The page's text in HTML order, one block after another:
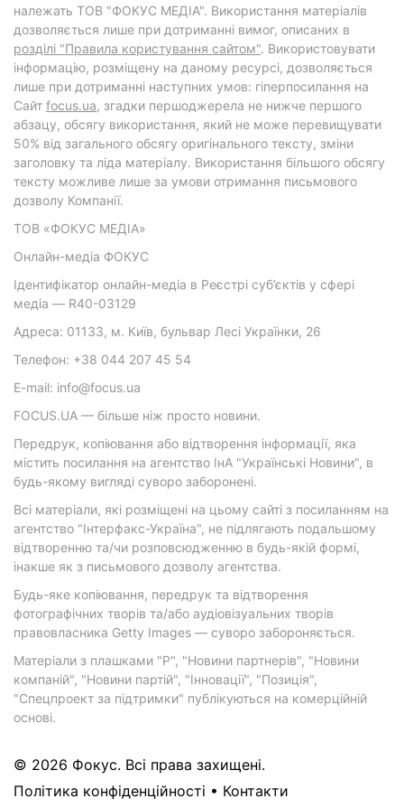
належать ТОВ "ФОКУС МЕДІА". Використання матеріалів
дозволяється лише при дотриманні вимог, описаних в
розділі "Правила користування сайтом". Використовувати
інформацію, розміщену на даному ресурсі, дозволяється
лише при дотриманні наступних умов: гіперпосилання на
Cайт focus.ua, згадки першоджерела не нижче першого
абзацу, обсягу використання, який не може перевищувати
50% від загального обсягу оригінального тексту, зміни
заголовку та ліда матеріалу. Використання більшого обсягу
тексту можливе лише за умови отримання письмового
дозволу Компанії.
ТОВ «ФОКУС МЕДІА»
Онлайн-медіа ФОКУС
Ідентифікатор онлайн-медіа в Реєстрі суб’єктів у сфері
медіа — R40-03129
Адреса: 01133, м. Київ, бульвар Лесі Українки, 26
Телефон: +38 044 207 45 54
E-mail: info@focus.ua
FOCUS.UA — більше ніж просто новини.
Передрук, копіювання або відтворення інформації, яка
містить посилання на агентство ІнА "Українські Новини", в
будь-якому вигляді суворо заборонені.
Всі матеріали, які розміщені на цьому сайті з посиланням на
агентство "Інтерфакс-Україна", не підлягають подальшому
відтворенню та/чи розповсюдженню в будь-якій формі,
інакше як з письмового дозволу агентства.
Будь-яке копіювання, передрук та відтворення
фотографічних творів та/або аудіовізуальних творів
правовласника Getty Images — суворо забороняється.
Матеріали з плашками "Р", "Новини партнерів", "Новини
компаній", "Новини партій", "Інновації", "Позиція",
"Спецпроект за підтримки" публікуються на комерційній
основі.
© 2026 Фокус. Всі права захищені.
Політика конфіденційності • Контакти